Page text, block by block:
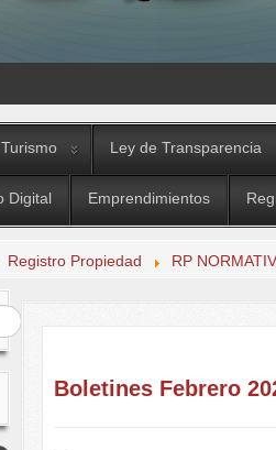
Turismo Ley de Transparencia
Digital Emprendimientos
Registro Propiedad RP
Boletines Febrero